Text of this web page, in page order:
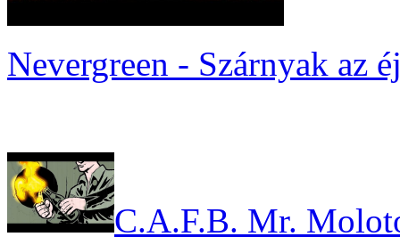
Nevergreen - Szárnyak az
C.A.F.B. Mr.